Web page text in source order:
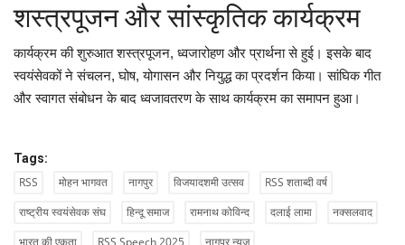
शस्त्रपूजन और सांस्कृतिक कार्यक्रम
कार्यक्रम की शुरुआत शस्त्रपूजन, ध्वजारोहण और प्रार्थना से हुई। इसके बाद
स्वयंसेवकों ने संचलन, घोष, योगासन और नियुद्ध का प्रदर्शन किया। सांघिक गीत
और स्वागत संबोधन के बाद ध्वजावतरण के साथ कार्यक्रम का समापन हुआ।
Tags:
RSS मोहन भागवत नागपुर विजयादशमी उत्सव
RSS शताब्दी वर्ष
राष्ट्रीय स्वयंसेवक संघ
हिन्दू समाज रामनाथ कोविन्द दलाई लामा
नक्सलवाद
भारत की एकता
RSS Speech 2025 नागपुर न्यूज़